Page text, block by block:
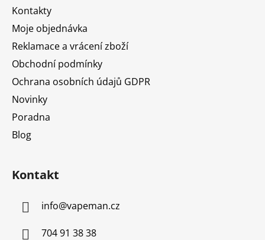
Kontakty
Moje objednávka
Reklamace a vrácení zboží
Obchodní podmínky
Ochrana osobních údajů GDPR
Novinky
Poradna
Blog
Kontakt
info@vapeman.cz
704 91 38 38